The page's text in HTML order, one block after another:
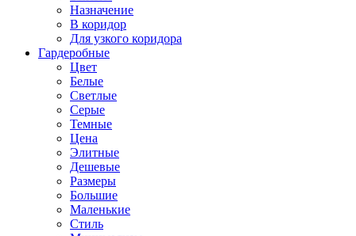
Назначение
В коридор
Для узкого коридора
Гардеробные
Цвет
Белые
Светлые
Серые
Темные
Цена
Элитные
Дешевые
Размеры
Большие
Маленькие
Стиль